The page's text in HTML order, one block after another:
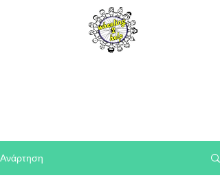
Ανάρτηση